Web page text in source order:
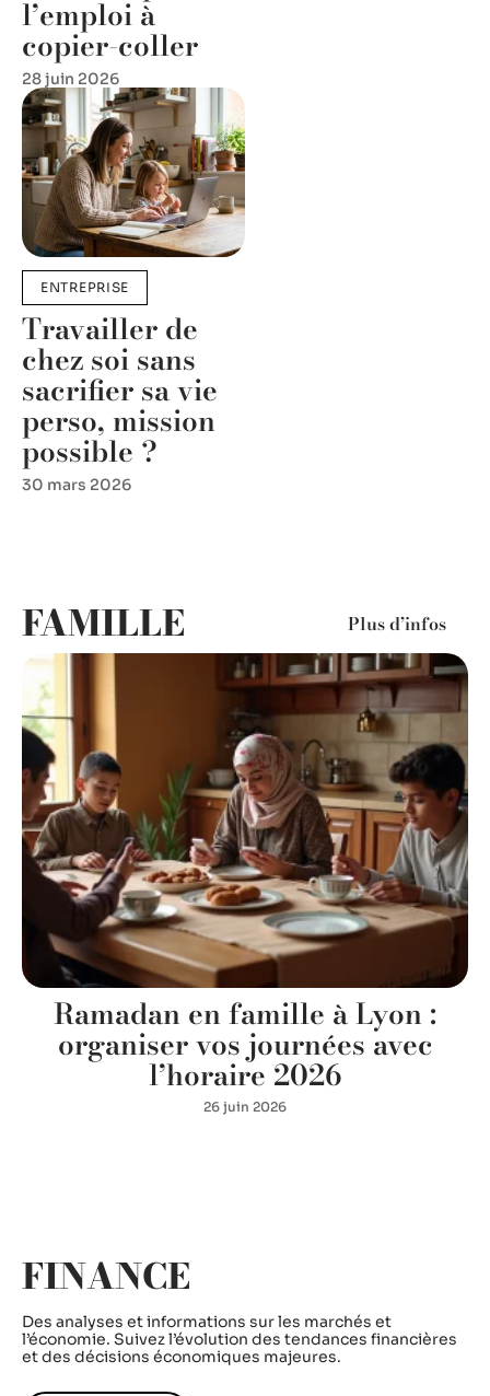
l’emploi à
copier-coller
28 juin 2026
ENTREPRISE
Travailler de
chez soi sans
sacrifier sa vie
perso, mission
possible ?
30 mars 2026
FAMILLE Plus d’infos
Ramadan en famille à Lyon :
organiser vos journées avec
l’horaire 2026
26 juin 2026
FINANCE
Des analyses et informations sur les marchés et
l’économie. Suivez l’évolution des tendances financières
et des décisions économiques majeures.